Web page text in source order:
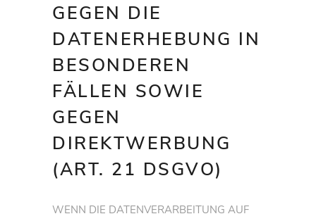
GEGEN DIE
DATENERHEBUNG IN
BESONDEREN
FÄLLEN SOWIE
GEGEN
DIREKTWERBUNG
(ART. 21 DSGVO)
WENN DIE DATENVERARBEITUNG AUF